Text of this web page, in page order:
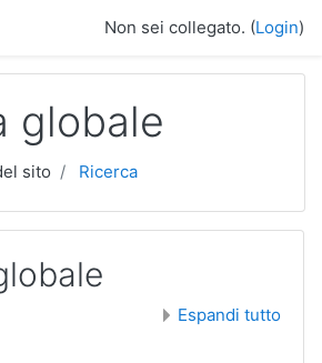
Non sei collegato. (Login)
globale
sito Ricerca
Espandi tutto